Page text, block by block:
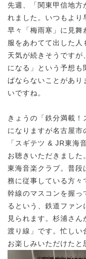
先週、「関東甲信地方
れました。いつもより
早々「梅雨寒」に見舞
服をあわてて出した
天気が続きそうです
になる」という予想
ばならないことがあり
いですね。
きょうの「鉄分満載
になりますが名古屋市
「スギテツ & JR東海
お聴きいただきまし
東海音楽クラブ。普段
務に従事している方々
幹線のマスコンを握っ
るという、鉄道ファ
見られます。杉浦さ
渡り線」です。忙しい
お楽しみいただけたと